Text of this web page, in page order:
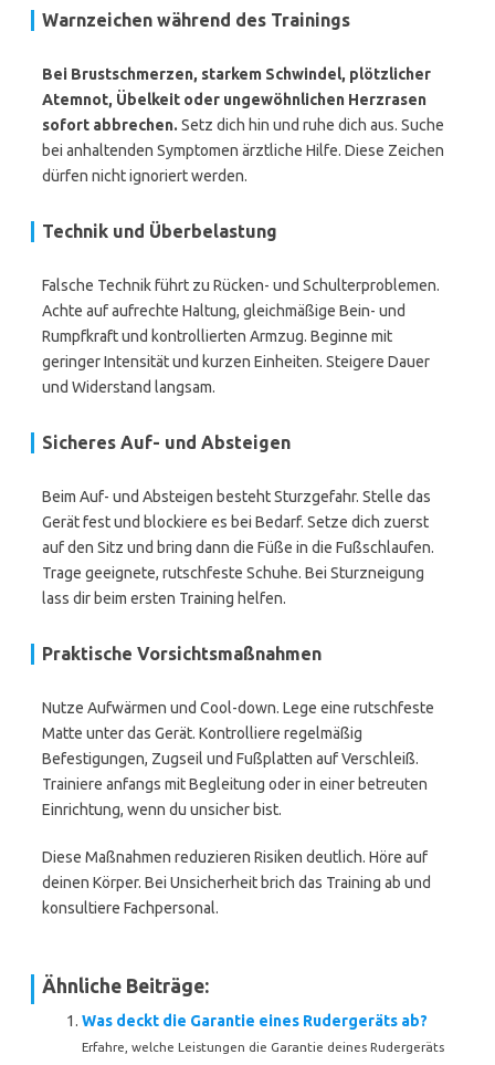
Warnzeichen während des Trainings
Bei Brustschmerzen, starkem Schwindel, plötzlicher
Atemnot, Übelkeit oder ungewöhnlichen Herzrasen
sofort abbrechen. Setz dich hin und ruhe dich aus. Suche
bei anhaltenden Symptomen ärztliche Hilfe. Diese Zeichen
dürfen nicht ignoriert werden.
Technik und Überbelastung
Falsche Technik führt zu Rücken- und Schulterproblemen.
Achte auf aufrechte Haltung, gleichmäßige Bein- und
Rumpfkraft und kontrollierten Armzug. Beginne mit
geringer Intensität und kurzen Einheiten. Steigere Dauer
und Widerstand langsam.
Sicheres Auf- und Absteigen
Beim Auf- und Absteigen besteht Sturzgefahr. Stelle das
Gerät fest und blockiere es bei Bedarf. Setze dich zuerst
auf den Sitz und bring dann die Füße in die Fußschlaufen.
Trage geeignete, rutschfeste Schuhe. Bei Sturzneigung
lass dir beim ersten Training helfen.
Praktische Vorsichtsmaßnahmen
Nutze Aufwärmen und Cool-down. Lege eine rutschfeste
Matte unter das Gerät. Kontrolliere regelmäßig
Befestigungen, Zugseil und Fußplatten auf Verschleiß.
Trainiere anfangs mit Begleitung oder in einer betreuten
Einrichtung, wenn du unsicher bist.
Diese Maßnahmen reduzieren Risiken deutlich. Höre auf
deinen Körper. Bei Unsicherheit brich das Training ab und
konsultiere Fachpersonal.
Ähnliche Beiträge:
Was deckt die Garantie eines Rudergeräts ab?
Erfahre, welche Leistungen die Garantie deines Rudergeräts